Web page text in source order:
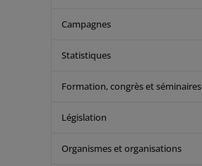
Campagnes
Statistiques
Formation, congrès et séminaires
Législation
Organismes et organisations